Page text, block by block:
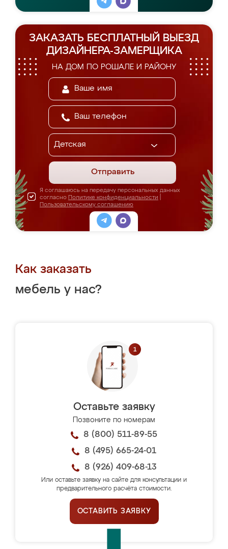
ЗАКАЗАТЬ БЕСПЛАТНЫЙ ВЫЕЗД
ДИЗАЙНЕРА-ЗАМЕРЩИКА
НА ДОМ ПО РОШАЛЕ И РАЙОНУ
Отправить
Я соглашаюсь на передачу персональных данных
согласно Политике конфиденциальности
Пользовательскому соглашению
Как заказать
мебель у нас?
Оставьте заявку
Позвоните по номерам
8 (800) 511-89-55
8 (495) 665-24-01
8 (926) 409-68-13
Или оставьте заявку на сайте для консультации и
предварительного расчёта стоимости.
ОСТАВИТЬ ЗАЯВКУ